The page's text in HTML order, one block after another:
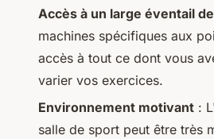
Accès à un large éventail
machines spécifiques aux
accès à tout ce dont vous
varier vos exercices.
Environnement motivant :
salle de sport peut être très